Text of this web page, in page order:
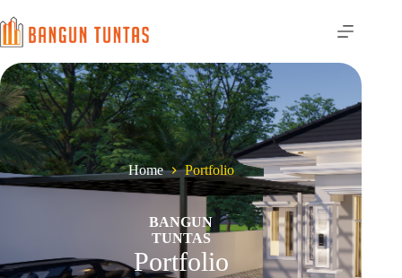
Home Portfolio
BANGUN
TUNTAS
Portfolio